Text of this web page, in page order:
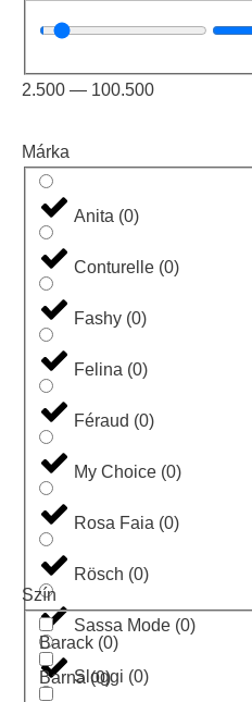
2.500 — 100.500
Márka
Anita (0)
Conturelle (0)
Fashy (0)
Felina (0)
Féraud (0)
My Choice (0)
Rosa Faia (0)
Rösch (0)
Sassa Mode (0)
Sloggi (0)
Szín
Barack (0)
Barna (0)